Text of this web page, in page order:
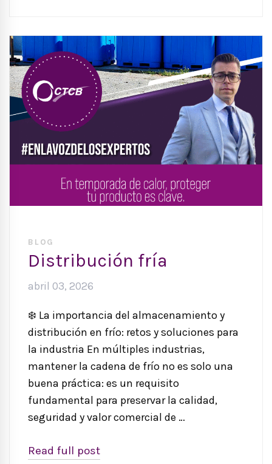
BLOG
Distribución fría
abril 03, 2026
❄️ La importancia del almacenamiento y
distribución en frío: retos y soluciones para
la industria En múltiples industrias,
mantener la cadena de frío no es solo una
buena práctica: es un requisito
fundamental para preservar la calidad,
seguridad y valor comercial de …
Read full post